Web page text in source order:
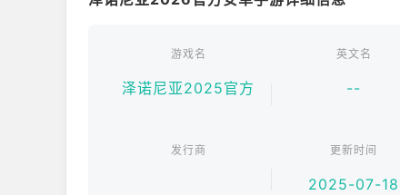
满足你的战斗欲望！​
泽诺尼亚大陆是精心打造的奇幻世界，充满隐藏惊
游戏名
泽诺尼亚2025官方
英文名
--
发行商 更新时间
2025-07-18